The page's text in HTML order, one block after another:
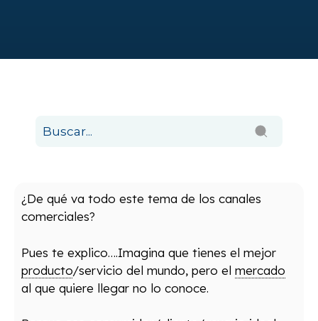
¿De qué va todo este tema de los canales
comerciales?
Pues te explico….Imagina que tienes el mejor
producto/servicio del mundo, pero el mercado
al que quiere llegar no lo conoce.